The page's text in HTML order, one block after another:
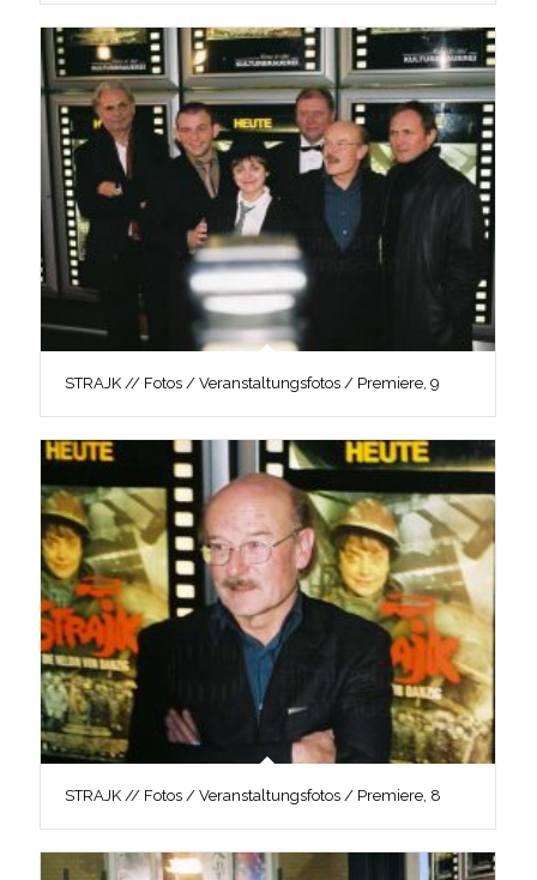
STRAJK // Fotos / Veranstaltungsfotos / Premiere, 9
STRAJK // Fotos / Veranstaltungsfotos / Premiere, 8